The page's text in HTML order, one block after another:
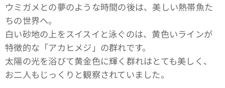
ウミガメとの夢のような時間の後は、美しい熱帯魚た
ちの世界へ。
白い砂地の上をスイスイと泳ぐのは、黄色いラインが
特徴的な「アカヒメジ」の群れです。
太陽の光を浴びて黄金色に輝く群れはとても美しく、
お二人もじっくりと観察されていました。